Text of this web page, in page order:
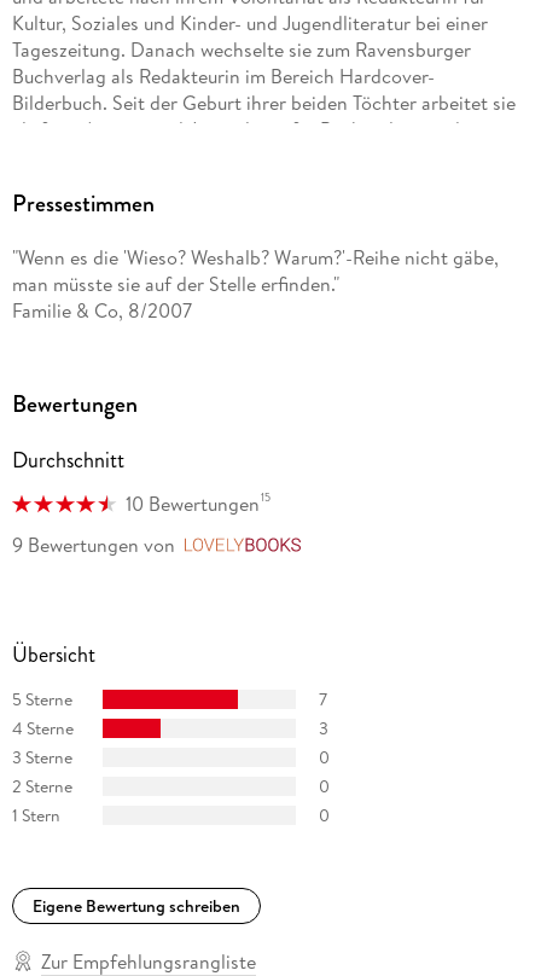
Kultur, Soziales und Kinder- und Jugendliteratur bei einer
Tageszeitung. Danach wechselte sie zum Ravensburger
Buchverlag als Redakteurin im Bereich Hardcover-
Bilderbuch. Seit der Geburt ihrer beiden Töchter arbeitet sie
als freie Autorin und Journalistin für Buchverlage und
Pressestimmen
"Wenn es die 'Wieso? Weshalb? Warum?'-Reihe nicht gäbe,
man müsste sie auf der Stelle erfinden."
Familie & Co, 8/2007
Bewertungen
Durchschnitt
10 Bewertungen15
9 Bewertungen von
Übersicht
5 Sterne
7
4 Sterne
3
3 Sterne
0
2 Sterne
0
1 Stern
0
Eigene Bewertung schreiben
Zur Empfehlungsrangliste